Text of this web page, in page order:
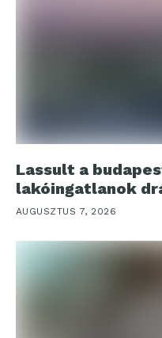
Lassult a
lakóingatlanok
AUGUSZTUS 7, 2026